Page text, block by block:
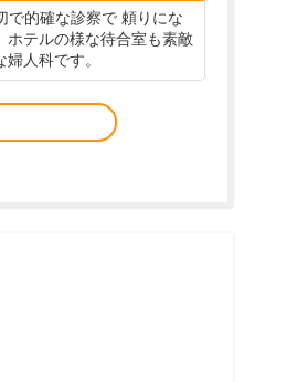
で的確な診察で 頼りにな
ホテルの様な待合室も素敵
人科です。